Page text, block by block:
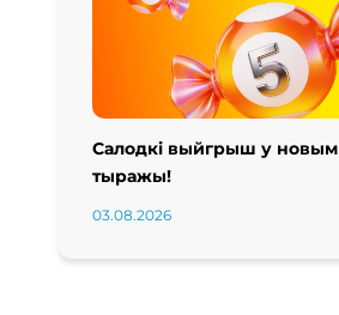
Салодкі выйгрыш у новым
тыражы!
03.08.2026